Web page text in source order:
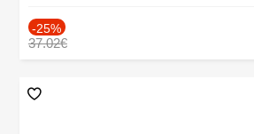
-25%
37.02€